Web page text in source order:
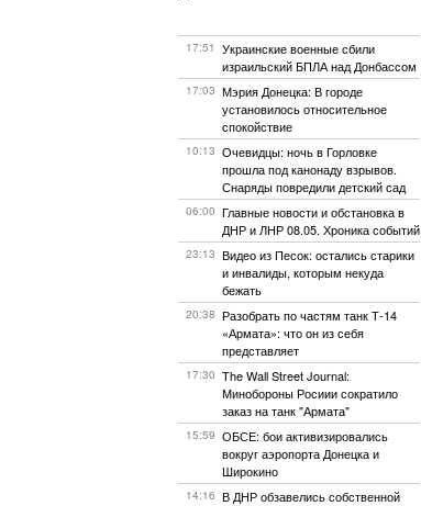
17:51 Украинские военные сбили
израильский БПЛА над Донбассом
17:03 Мэрия Донецка: В городе
установилось относительное
спокойствие
10:13 Очевидцы: ночь в ​Горловке
прошла под канонаду взрывов.
Снаряды повредили детский сад
06:00 Главные новости и обстановка в
ДНР и ЛНР 08.05. Хроника событий
23:13 Видео из Песок: остались старики
и инвалиды, которым некуда
бежать
20:38 Разобрать по частям танк Т-14
«Армата»: что он из себя
представляет
17:30 The Wall Street Journal:
Минобороны Росиии сократило
заказ на танк "Армата"
15:59 ОБСЕ: бои активизировались
вокруг аэропорта Донецка и
Широкино
14:16 В ДНР обзавелись собственной